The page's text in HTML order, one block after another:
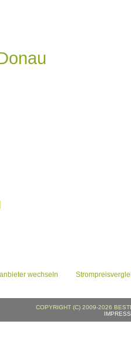
wechseln
COPYRIGHT (C) 2009-2026